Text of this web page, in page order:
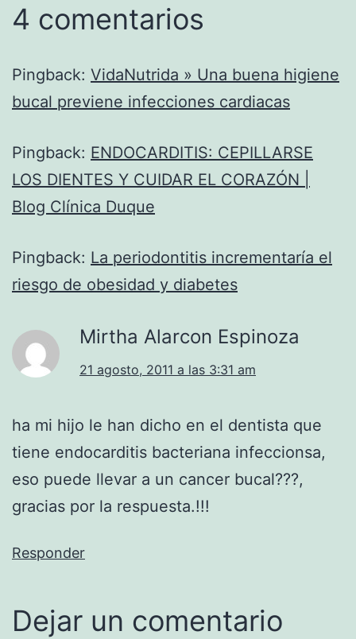
4 comentarios
Pingback: VidaNutrida » Una buena higiene
bucal previene infecciones cardiacas
Pingback: ENDOCARDITIS: CEPILLARSE
LOS DIENTES Y CUIDAR EL CORAZÓN |
Blog Clínica Duque
Pingback: La periodontitis incrementaría el
riesgo de obesidad y diabetes
Mirtha Alarcon Espinoza
21 agosto, 2011 a las 3:31 am
ha mi hijo le han dicho en el dentista que
tiene endocarditis bacteriana infeccionsa,
eso puede llevar a un cancer bucal???,
gracias por la respuesta.!!!
Responder
Dejar un comentario